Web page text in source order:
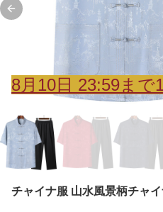
Previous slide
8月 10日 23:59まで
チャイナ服 山水風景柄チャ